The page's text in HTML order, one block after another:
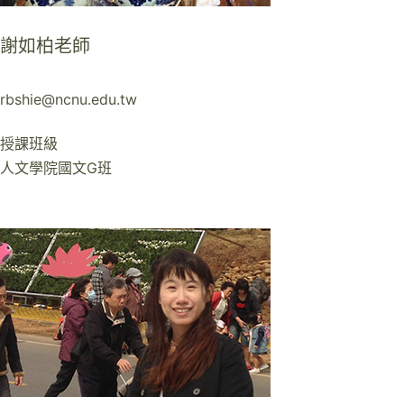
謝如柏老師
rbshie@ncnu.edu.tw
授課班級
人文學院國文G班